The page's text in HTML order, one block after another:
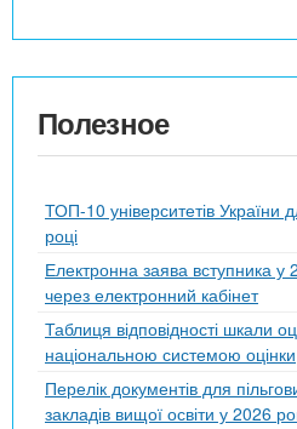
Полезное
ТОП-10 університетів України
році
Електронна заява вступника у
через електронний кабінет
Таблиця відповідності шкали
національною системою оцінки
Перелік документів для
закладів вищої освіти у 2026